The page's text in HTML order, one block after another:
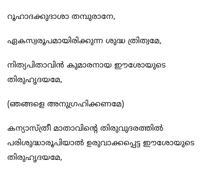
റൂഹാദക്കുദാശാ തമ്പുരാനേ,
ഏകസ്വരൂപമായിരിക്കുന്ന ശുദ്ധ ത്രിത്വമേ,
നിത്യപിതാവിന്‍ കുമാരനായ ഈശോയുടെ
തിരുഹൃദയമേ,
(ഞങ്ങളെ അനുഗ്രഹിക്കണമേ)
കന്യാസ്ത്രീ മാതാവിന്‍റെ തിരുവുദരത്തില്‍
പരിശുദ്ധാരൂപിയാല്‍ ഉരുവാക്കപ്പെട്ട ഈശോയുടെ
തിരുഹൃദയമേ,